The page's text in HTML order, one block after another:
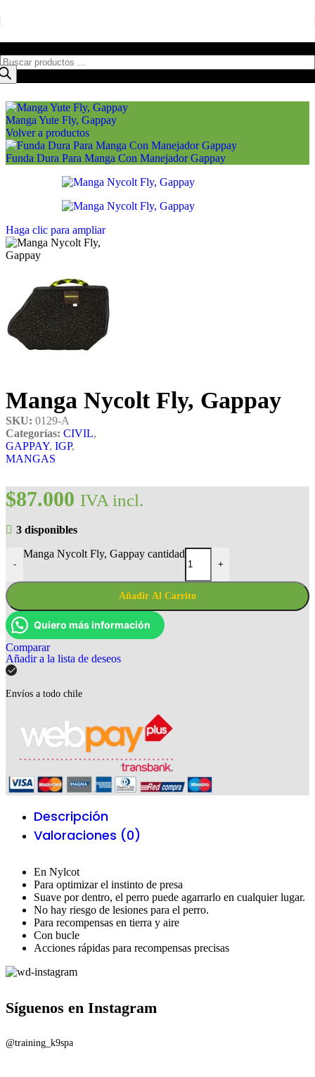
Manga Yute Fly, Gappay
Volver a productos
Funda Dura Para Manga Con Manejador Gappay
Haga clic para ampliar
Manga Nycolt Fly, Gappay
SKU: 0129-A
Categorías: CIVIL,
GAPPAY, IGP,
MANGAS
$87.000 IVA incl.
3 disponibles
-
Manga Nycolt Fly, Gappay cantidad
+
Añadir Al Carrito
Quiero más información
Comparar
Añadir a la lista de deseos
Envíos a todo chile
Descripción
Valoraciones (0)
En Nylcot
Para optimizar el instinto de presa
Suave por dentro, el perro puede agarrarlo en cualquier lugar.
No hay riesgo de lesiones para el perro.
Para recompensas en tierra y aire
Con bucle
Acciones rápidas para recompensas precisas
Síguenos en Instagram
@training_k9spa